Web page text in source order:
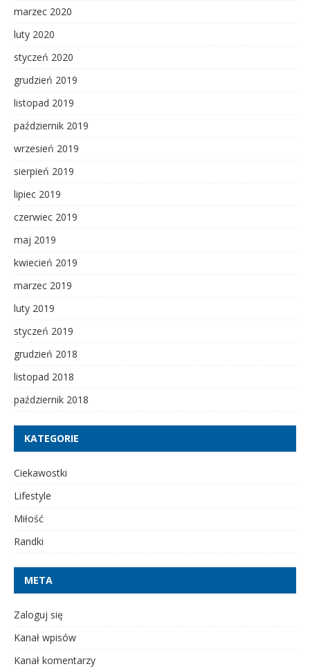
marzec 2020
luty 2020
styczeń 2020
grudzień 2019
listopad 2019
październik 2019
wrzesień 2019
sierpień 2019
lipiec 2019
czerwiec 2019
maj 2019
kwiecień 2019
marzec 2019
luty 2019
styczeń 2019
grudzień 2018
listopad 2018
październik 2018
KATEGORIE
Ciekawostki
Lifestyle
Miłość
Randki
META
Zaloguj się
Kanał wpisów
Kanał komentarzy